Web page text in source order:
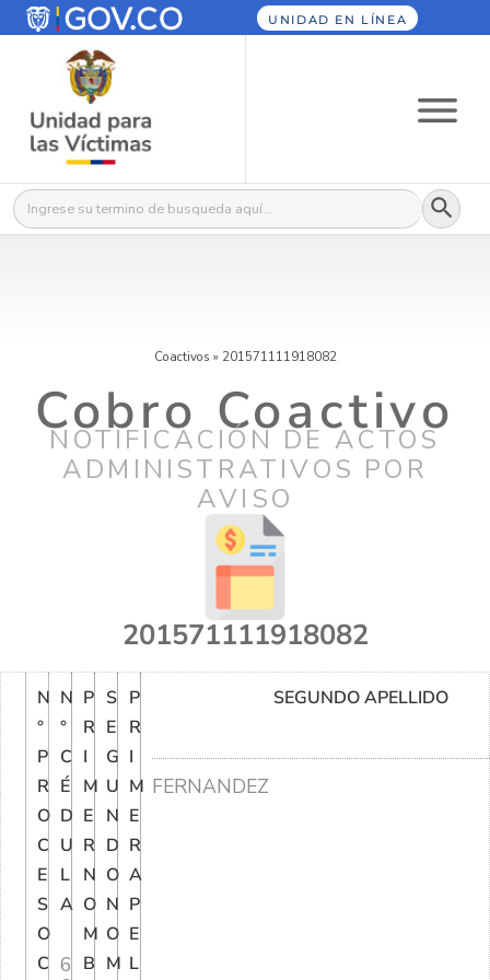
UNIDAD EN LÍNEA
Buscar: Botón
Coactivos » 201571111918082
Cobro Coactivo
NOTIFICACIÓN DE ACTOS
ADMINISTRATIVOS POR
AVISO
201571111918082
N
°
P
R
O
C
E
S
O
C
N
°
C
É
D
U
L
A
6
P
R
I
M
E
R
N
O
M
B
S
E
G
U
N
D
O
N
O
M
P
R
I
M
E
R
A
P
E
L
SEGUNDO APELLIDO
FERNANDEZ